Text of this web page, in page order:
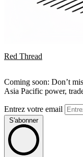
Red Thread
Coming soon: Don’t
Asia Pacific power,
Entrez votre email
S'abonner